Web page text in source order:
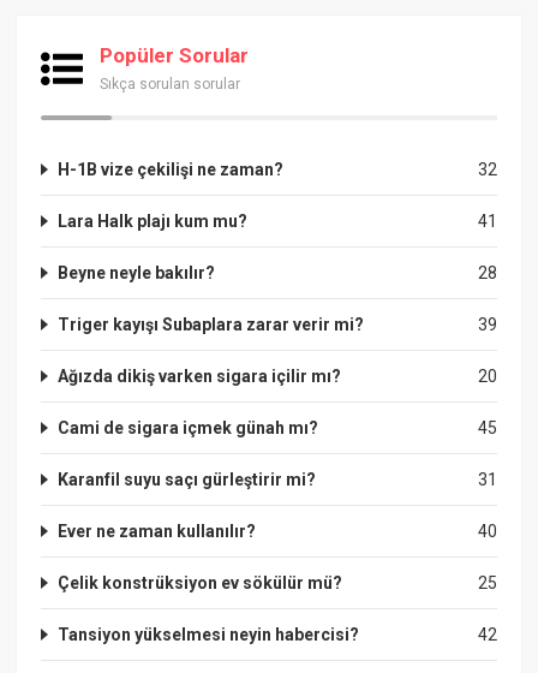
Popüler Sorular
Sıkça sorulan sorular
32
H-1B vize çekilişi ne zaman?
41
Lara Halk plajı kum mu?
28
Beyne neyle bakılır?
39
Triger kayışı Subaplara zarar verir mi?
20
Ağızda dikiş varken sigara içilir mı?
45
Cami de sigara içmek günah mı?
31
Karanfil suyu saçı gürleştirir mi?
40
Ever ne zaman kullanılır?
25
Çelik konstrüksiyon ev sökülür mü?
42
Tansiyon yükselmesi neyin habercisi?